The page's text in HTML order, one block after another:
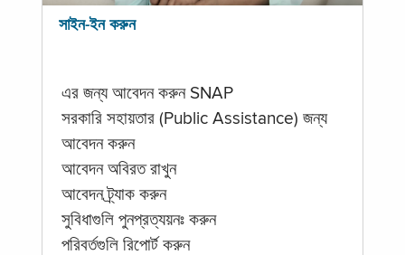
সাইন-ইন করুন
এর জন্য আবেদন করুন SNAP
সরকারি সহায়তার (Public Assistance) জন্য
আবেদন করুন
আবেদন অবিরত রাখুন
আবেদন ট্র্যাক করুন
সুবিধাগুলি পুনপ্রত্যয়নঃ করুন
পরিবর্তগুলি রিপোর্ট করুন